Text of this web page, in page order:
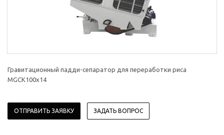
Гравитационный падди-сепаратор для переработки риса
MGCK100x14
ОТПРАВИТЬ ЗАЯВКУ ЗАДАТЬ ВОПРОС